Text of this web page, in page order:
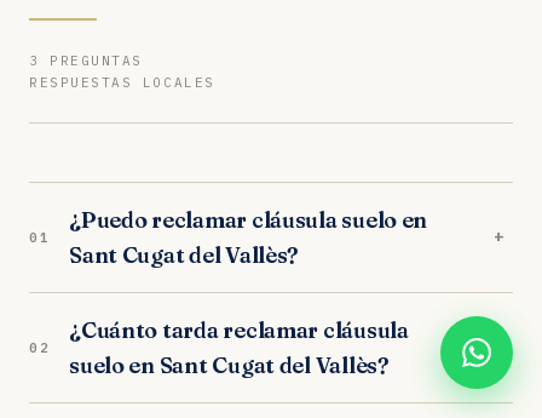
3 PREGUNTAS
RESPUESTAS LOCALES
01
¿Puedo reclamar cláusula suelo en
Sant Cugat del Vallès?
+
son especialistas en cláusula suelo. Analizamos
tu caso gratuitamente y trabajamos orientados a
resultados. Los juzgados de Sant Cugat del Vallès
02
¿Cuánto tarda reclamar cláusula
suelo en Sant Cugat del Vallès?